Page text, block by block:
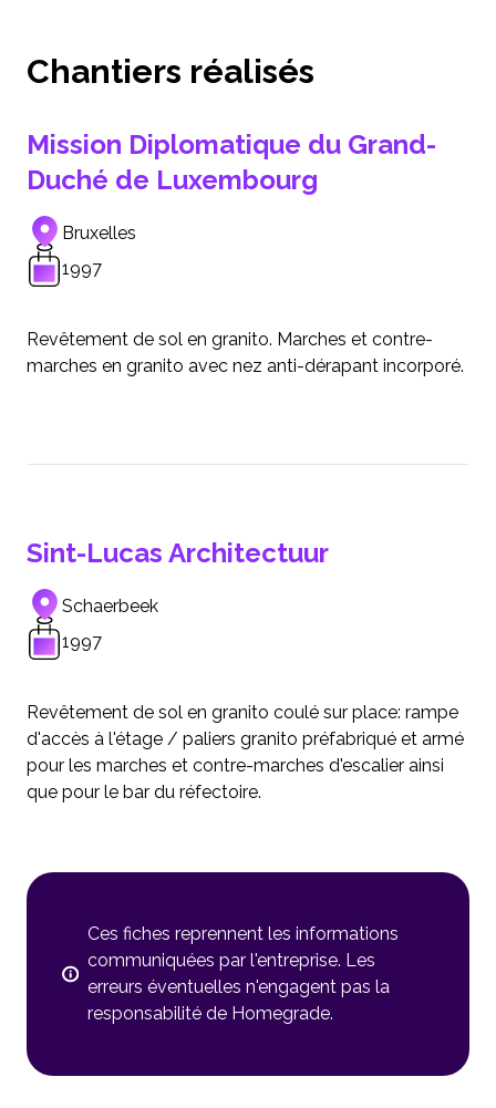
Chantiers réalisés
Mission Diplomatique du Grand-
Duché de Luxembourg
Bruxelles
1997
Revêtement de sol en granito. Marches et contre-
marches en granito avec nez anti-dérapant incorporé.
Sint-Lucas Architectuur
Schaerbeek
1997
Revêtement de sol en granito coulé sur place: rampe
d'accès à l'étage / paliers granito préfabriqué et armé
pour les marches et contre-marches d'escalier ainsi
que pour le bar du réfectoire.
Ces fiches reprennent les informations
communiquées par l'entreprise. Les
erreurs éventuelles n'engagent pas la
responsabilité de Homegrade.